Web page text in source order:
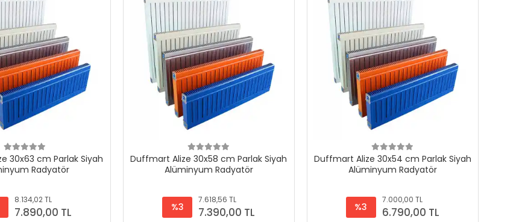
30x63 cm Parlak Siyah
Radyatör
8.134,02 TL
7.890,00 TL
Duffmart Alize 30x58 cm Parlak Siyah
Alüminyum Radyatör
%3
7.618,56 TL
7.390,00 TL
Duffmart Alize 30x54 cm Parlak Siyah
Alüminyum Radyatör
%3
7.000,00 TL
6.790,00 TL